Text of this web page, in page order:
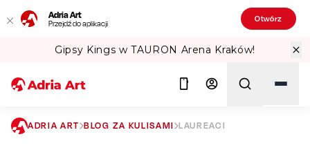
Adria Art
Przejdź do aplikacji Otwórz
Kraków! Sprawdź Teatralne
ADRIA ART BLOG ZA KULISAMI LAUREACI